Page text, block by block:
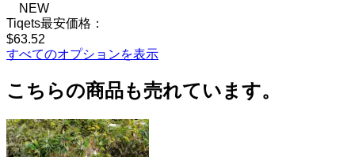
NEW
Tiqets最安価格：
$63.52
すべてのオプションを表示
こちらの商品も売れています。